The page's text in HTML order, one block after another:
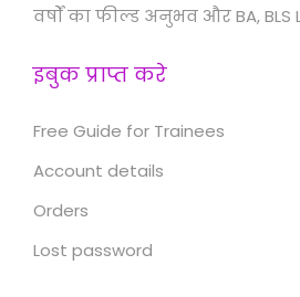
वर्षों का फील्ड अनुभव और BA, BLS
इबुक प्राप्त करे
Free Guide for Trainees
Account details
Orders
Lost password